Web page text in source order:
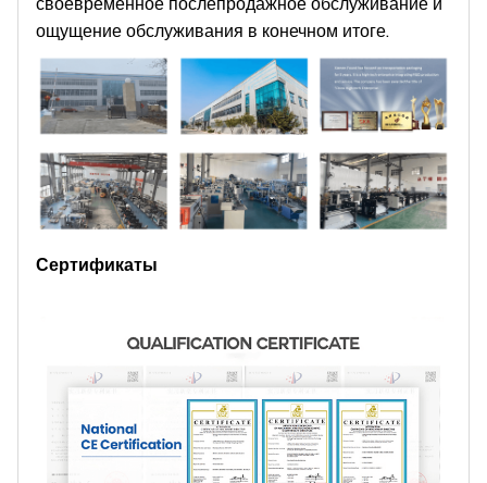
ощущение обслуживания в конечном итоге.
Сертификаты